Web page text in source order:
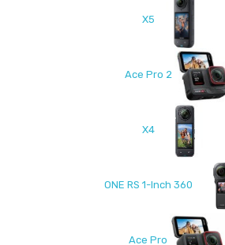
X5
Ace Pro 2
X4
ONE RS 1-Inch 360
Ace Pro